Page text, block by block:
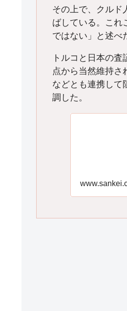
その上で、クルド
ばしている。これ
ではない」と述べ
トルコと日本の
点から当然維持さ
などとも連携して
調した。